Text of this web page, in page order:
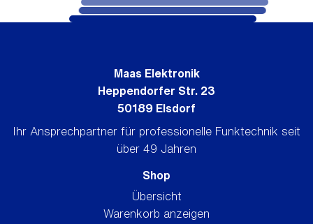
Shop
Übersicht
Warenkorb anzeigen
Maas Elektronik
Heppendorfer Str. 23
50189 Elsdorf
Ihr Ansprechpartner für professionelle Funktechnik seit
über 49 Jahren